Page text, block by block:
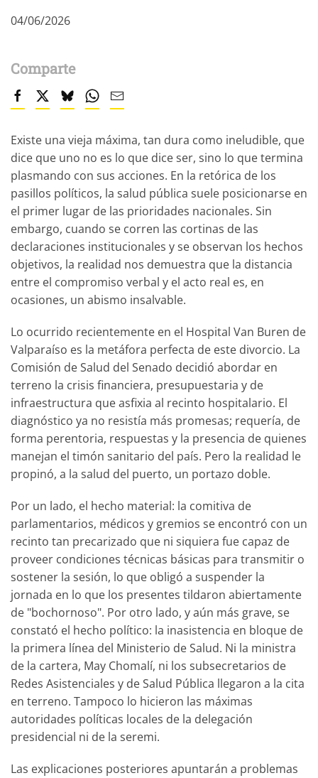
04/06/2026
Comparte
Existe una vieja máxima, tan dura como ineludible, que
dice que uno no es lo que dice ser, sino lo que termina
plasmando con sus acciones. En la retórica de los
pasillos políticos, la salud pública suele posicionarse en
el primer lugar de las prioridades nacionales. Sin
embargo, cuando se corren las cortinas de las
declaraciones institucionales y se observan los hechos
objetivos, la realidad nos demuestra que la distancia
entre el compromiso verbal y el acto real es, en
ocasiones, un abismo insalvable.
Lo ocurrido recientemente en el Hospital Van Buren de
Valparaíso es la metáfora perfecta de este divorcio. La
Comisión de Salud del Senado decidió abordar en
terreno la crisis financiera, presupuestaria y de
infraestructura que asfixia al recinto hospitalario. El
diagnóstico ya no resistía más promesas; requería, de
forma perentoria, respuestas y la presencia de quienes
manejan el timón sanitario del país. Pero la realidad le
propinó, a la salud del puerto, un portazo doble.
Por un lado, el hecho material: la comitiva de
parlamentarios, médicos y gremios se encontró con un
recinto tan precarizado que ni siquiera fue capaz de
proveer condiciones técnicas básicas para transmitir o
sostener la sesión, lo que obligó a suspender la
jornada en lo que los presentes tildaron abiertamente
de "bochornoso". Por otro lado, y aún más grave, se
constató el hecho político: la inasistencia en bloque de
la primera línea del Ministerio de Salud. Ni la ministra
de la cartera, May Chomalí, ni los subsecretarios de
Redes Asistenciales y de Salud Pública llegaron a la cita
en terreno. Tampoco lo hicieron las máximas
autoridades políticas locales de la delegación
presidencial ni de la seremi.
Las explicaciones posteriores apuntarán a problemas